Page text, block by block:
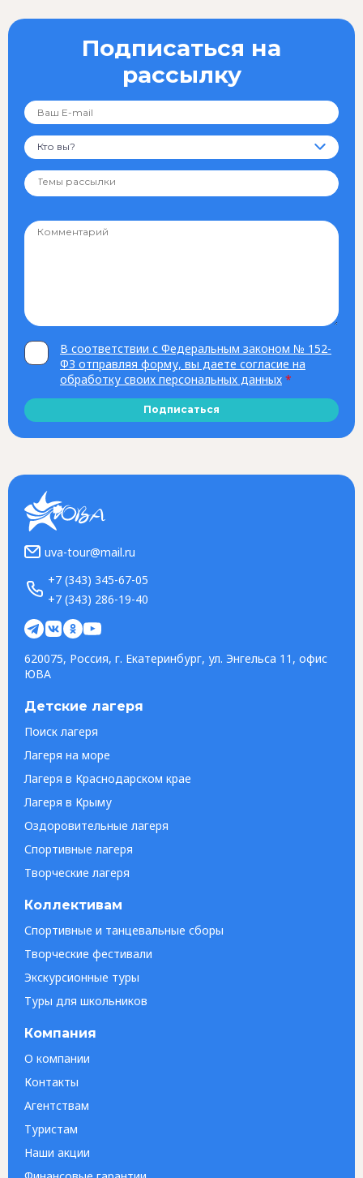
Подписаться на
рассылку
Кто вы?
В соответствии с Федеральным законом № 152-
ФЗ отправляя форму, вы даете согласие на
обработку своих персональных данных *
Подписаться
uva-tour@mail.ru
+7 (343) 345-67-05
+7 (343) 286-19-40
620075, Россия, г. Екатеринбург, ул. Энгельса 11, офис
ЮВА
Детские лагеря
Поиск лагеря
Лагеря на море
Лагеря в Краснодарском крае
Лагеря в Крыму
Оздоровительные лагеря
Спортивные лагеря
Творческие лагеря
Коллективам
Спортивные и танцевальные сборы
Творческие фестивали
Экскурсионные туры
Туры для школьников
Компания
О компании
Контакты
Агентствам
Туристам
Наши акции